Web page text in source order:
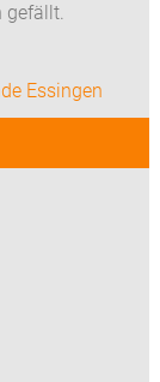
gefällt.
Essingen